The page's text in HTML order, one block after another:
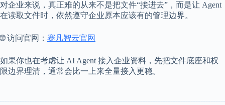
对企业来说，真正难的从来不是把文件“接进去”，而是让 Agent
在读取文件时，依然遵守企业原本应该有的管理边界。
🌐 访问官网： 赛凡智云官网
如果你也在考虑让 AI Agent 接入企业资料，先把文件底座和权
限边界理清，通常会比一上来全量接入更稳。